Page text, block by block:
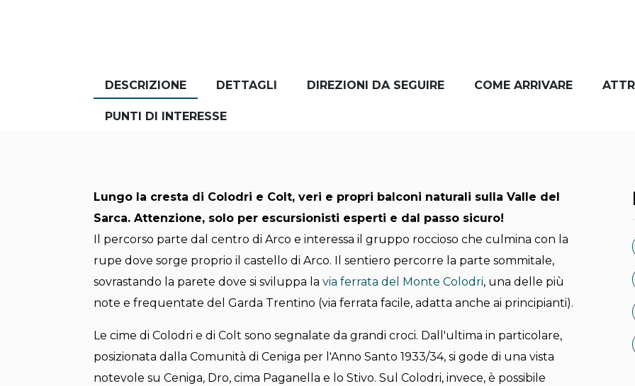
DESCRIZIONE DETTAGLI DIREZIONI DA SEGUIRE COME ARRIVARE
PUNTI DI INTERESSE
Lungo la cresta di Colodri e Colt, veri e propri balconi naturali sulla Valle del
Sarca. Attenzione, solo per escursionisti esperti e dal passo sicuro!
Il percorso parte dal centro di Arco e interessa il gruppo roccioso che culmina con la
rupe dove sorge proprio il castello di Arco. Il sentiero percorre la parte sommitale,
sovrastando la parete dove si sviluppa la via ferrata del Monte Colodri, una delle più
note e frequentate del Garda Trentino (via ferrata facile, adatta anche ai principianti).
Le cime di Colodri e di Colt sono segnalate da grandi croci. Dall'ultima in particolare,
posizionata dalla Comunità di Ceniga per l'Anno Santo 1933/34, si gode di una vista
notevole su Ceniga, Dro, cima Paganella e lo Stivo. Sul Colodri, invece, è possibile